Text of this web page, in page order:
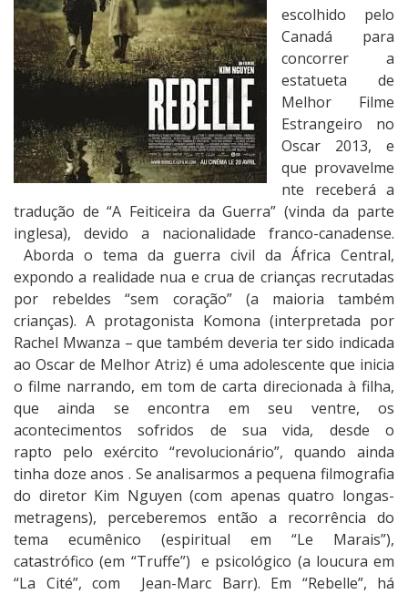
R
e
b
e
e
[
W
r
W
t
c
h
]
escolhido pelo
Canadá para
concorrer a
estatueta de
Melhor Filme
Estrangeiro no
Oscar 2013, e
que provavelme
nte receberá a
tradução de “A Feiticeira da Guerra” (vinda da parte
inglesa), devido a nacionalidade franco-canadense.
Aborda o tema da guerra civil da África Central,
expondo a realidade nua e crua de crianças recrutadas
por rebeldes “sem coração” (a maioria também
crianças). A protagonista Komona (interpretada por
Rachel Mwanza – que também deveria ter sido indicada
ao Oscar de Melhor Atriz) é uma adolescente que inicia
o filme narrando, em tom de carta direcionada à filha,
que ainda se encontra em seu ventre, os
acontecimentos sofridos de sua vida, desde o
rapto pelo exército “revolucionário”, quando ainda
tinha doze anos . Se analisarmos a pequena filmografia
do diretor Kim Nguyen (com apenas quatro longas-
metragens), perceberemos então a recorrência do
tema ecumênico (espiritual em “Le Marais”),
catastrófico (em “Truffe”) e psicológico (a loucura em
“La Cité”, com Jean-Marc Barr). Em “Rebelle”, há